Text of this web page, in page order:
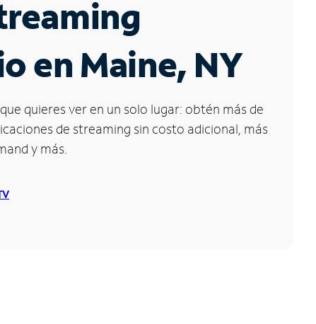
en Maine, NY
quieres ver en un solo lugar: obtén más de
de streaming sin costo adicional, más
y más.